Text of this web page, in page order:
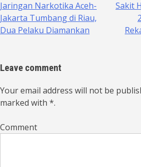
Navigasi
pos
Jaringan Narkotika Aceh-
Jakarta Tumbang di Riau,
Dua Pelaku Diamankan
Sakit
Leave comment
Your email address will not be
marked with *.
Comment